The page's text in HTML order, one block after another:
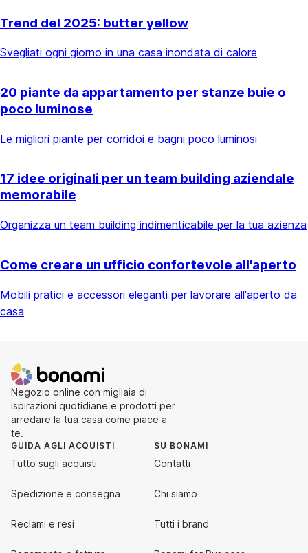
Trend del 2025: butter yellow
Svegliati ogni giorno in una casa inondata di calore
20 piante da appartamento per stanze buie o
poco luminose
Le migliori piante per corridoi e bagni poco luminosi
17 idee originali per un team building aziendale
memorabile
Organizza un team building indimenticabile per la tua azienza
Come creare un ufficio confortevole all'aperto
Mobili pratici e accessori eleganti per lavorare all'aperto da
casa
Negozio online con migliaia di
ispirazioni quotidiane e prodotti per
arredare la tua casa come piace a
te.
GUIDA AGLI ACQUISTI
Tutto sugli acquisti
Spedizione e consegna
Reclami e resi
SU BONAMI
Contatti
Chi siamo
Tutti i brand